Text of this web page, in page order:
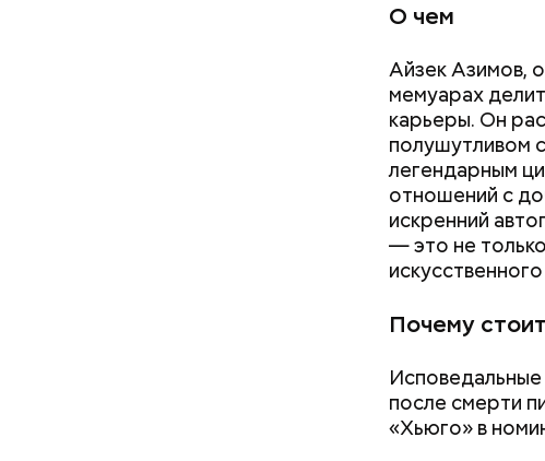
О чем
Айзек Азимов,
мемуарах
карьеры. Он
полушутливом
легендарным
отношений с
искренний
— это не
Почему
после смерти
«Хьюго» в